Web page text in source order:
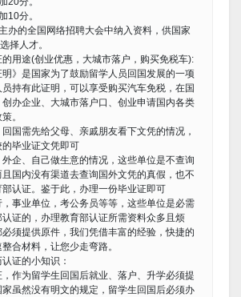
10分。
办的全国网络招聘大会中纳入资料，供国家
择人才。
用途(创业优惠，大城市落户，购买免税车):
明》是国家为了鼓励留学人员回国发展的一项
持有此证明，可以享受购买汽车免税，在国
办企业、大城市落户口、创业申请国内各类
。
国需先给父母、亲戚朋友看下文凭的情况，
毕业证文凭即可
企、自己做生意的情况，这些单位是不查询
国内没有渠道去查询国外文凭的真假，也不
认证。鉴于此，办理一份毕业证即可
事业单位，考公务员等等，这些单位是必需
证的，办理教育部认证所需资料众多且烦
须提供原件，我们凭借丰富的经验，快捷的
合材料，让您少走弯路。
证的小知识：
作为留学生回国后就业、落户、升学必须提
虽然没有明文的规定，留学生回国后必须办